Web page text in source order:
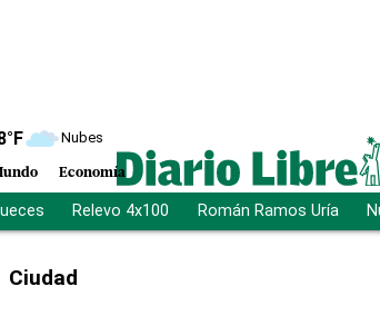
°F Nubes
Economía
Relevo 4x100 Román Ramos Uría
Ciudad